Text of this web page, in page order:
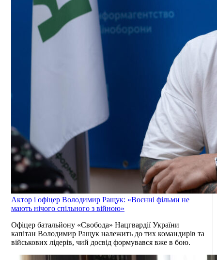
Актор і офіцер Володимир Ращук: «Воєнні фільми не
мають нічого спільного з війною»
Офіцер батальйону «Свобода» Нацгвардії України
капітан Володимир Ращук належить до тих командирів та
військових лідерів, чий досвід формувався вже в бою.